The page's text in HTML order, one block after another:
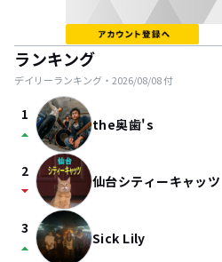
ランキング
デイリーランキング・ 2026/08/08付
1
arrow_drop_up the奥歯's
2
arrow_drop_down 仙台シティーキャッツ
3
arrow_drop_up Sick Lily